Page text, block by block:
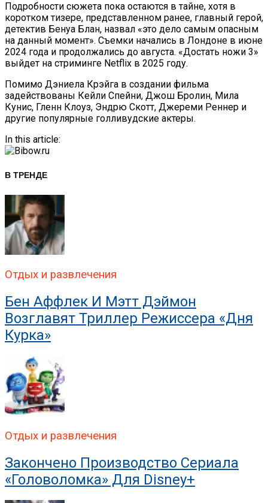
Подробности сюжета пока остаются в тайне, хотя в
коротком тизере, представленном ранее, главный герой,
детектив Бенуа Блан, назвал «это дело самым опасным
на данный момент». Съемки начались в Лондоне в июне
2024 года и продолжались до августа. «Достать ножи 3»
выйдет на стриминге Netflix в 2025 году.
Помимо Дэниела Крэйга в создании фильма
задействованы Кейли Спейни, Джош Бролин, Мила
Кунис, Гленн Клоуз, Эндрю Скотт, Джереми Реннер и
другие популярные голливудские актеры.
In this article:
В ТРЕНДЕ
Отдых и развлечения
Бен Аффлек И Мэтт Дэймон
Возглавят Триллер Режиссера «Дня
Курка»
Отдых и развлечения
Закончено Производство Сериала
«Головоломка» Для Disney+